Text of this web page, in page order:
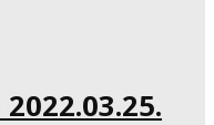
2022.03.25.